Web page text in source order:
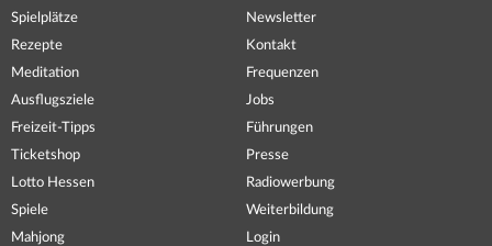
Spielplätze
Rezepte
Meditation
Ausflugsziele
Freizeit-Tipps
Ticketshop
Lotto Hessen
Spiele
Mahjong
Newsletter
Kontakt
Frequenzen
Jobs
Führungen
Presse
Radiowerbung
Weiterbildung
Login